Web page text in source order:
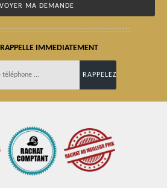
IMMEDIATEMENT